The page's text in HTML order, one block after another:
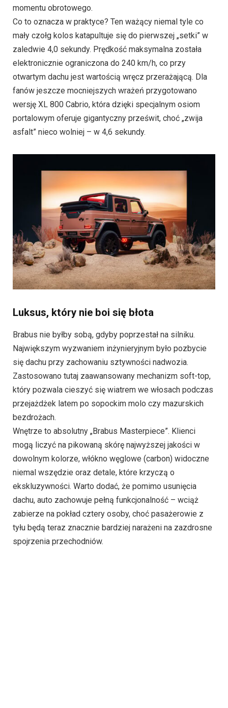
momentu obrotowego.
Co to oznacza w praktyce? Ten ważący niemal tyle co
mały czołg kolos katapultuje się do pierwszej „setki” w
zaledwie 4,0 sekundy. Prędkość maksymalna została
elektronicznie ograniczona do 240 km/h, co przy
otwartym dachu jest wartością wręcz przerażającą. Dla
fanów jeszcze mocniejszych wrażeń przygotowano
wersję XL 800 Cabrio, która dzięki specjalnym osiom
portalowym oferuje gigantyczny prześwit, choć „zwija
asfalt” nieco wolniej – w 4,6 sekundy.
Luksus, który nie boi się błota
Brabus nie byłby sobą, gdyby poprzestał na silniku.
Największym wyzwaniem inżynieryjnym było pozbycie
się dachu przy zachowaniu sztywności nadwozia.
Zastosowano tutaj zaawansowany mechanizm soft-top,
który pozwala cieszyć się wiatrem we włosach podczas
przejażdżek latem po sopockim molo czy mazurskich
bezdrożach.
Wnętrze to absolutny „Brabus Masterpiece”. Klienci
mogą liczyć na pikowaną skórę najwyższej jakości w
dowolnym kolorze, włókno węglowe (carbon) widoczne
niemal wszędzie oraz detale, które krzyczą o
ekskluzywności. Warto dodać, że pomimo usunięcia
dachu, auto zachowuje pełną funkcjonalność – wciąż
zabierze na pokład cztery osoby, choć pasażerowie z
tyłu będą teraz znacznie bardziej narażeni na zazdrosne
spojrzenia przechodniów.